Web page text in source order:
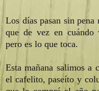
Los días pasan sin
que de vez en cuándo
pero es lo que toca.
Esta mañana salimos a
el cafelito, paseíto y